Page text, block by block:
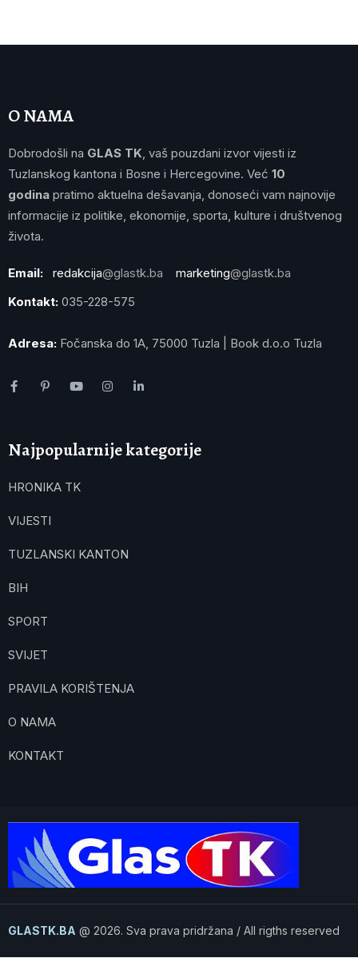
O NAMA
Dobrodošli na GLAS TK , vaš pouzdani izvor vijesti iz
Tuzlanskog kantona i Bosne i Hercegovine. Već 10
godina pratimo aktuelna dešavanja, donoseći vam najnovije
informacije iz politike, ekonomije, sporta, kulture i društvenog
života.
Email: redakcija@glastk.ba marketing@glastk.ba
Kontakt: 035-228-575
Adresa: Fočanska do 1A, 75000 Tuzla | Book d.o.o Tuzla
Najpopularnije kategorije
HRONIKA TK
VIJESTI
TUZLANSKI KANTON
BIH
SPORT
SVIJET
PRAVILA KORIŠTENJA
O NAMA
KONTAKT
GLASTK.BA @ 2026. Sva prava pridržana / All rigths reserved